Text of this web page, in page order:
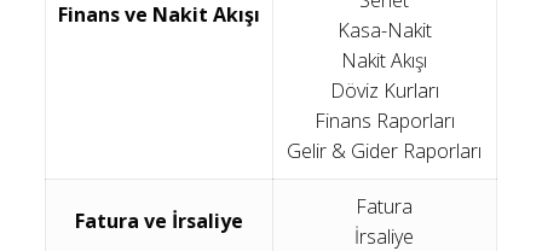
Finans ve Nakit Akışı
Kasa-Nakit
Nakit Akışı
Döviz Kurları
Finans Raporları
Gelir & Gider Raporları
Fatura ve İrsaliye
Fatura
İrsaliye